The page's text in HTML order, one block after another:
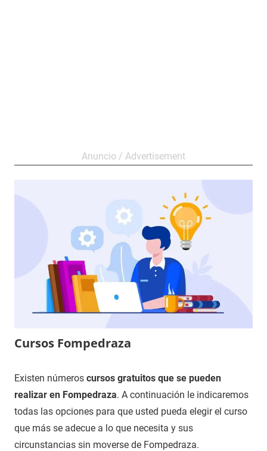
Cursos Fompedraza
8
de
diciembre
2020
Maria
Cursos
en
Valladolid
Existen números cursos gratuitos que se pueden
realizar en Fompedraza. A continuación le indicaremos
todas las opciones para que usted pueda elegir el curso
que más se adecue a lo que necesita y sus
circunstancias sin moverse de Fompedraza.